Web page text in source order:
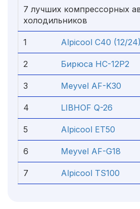
7 лучших компрессорных
холодильников
1 Alpicool C40 (12/24)
2 Бирюса НС-12P2
3 Meyvel AF-K30
4 LIBHOF Q-26
5 Alpicool ET50
6 Meyvel AF-G18
7 Alpicool TS100